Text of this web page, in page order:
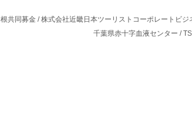
共同募金/株式会社近畿日本ツーリストコーポレートビジ
千葉県赤十字血液センター /